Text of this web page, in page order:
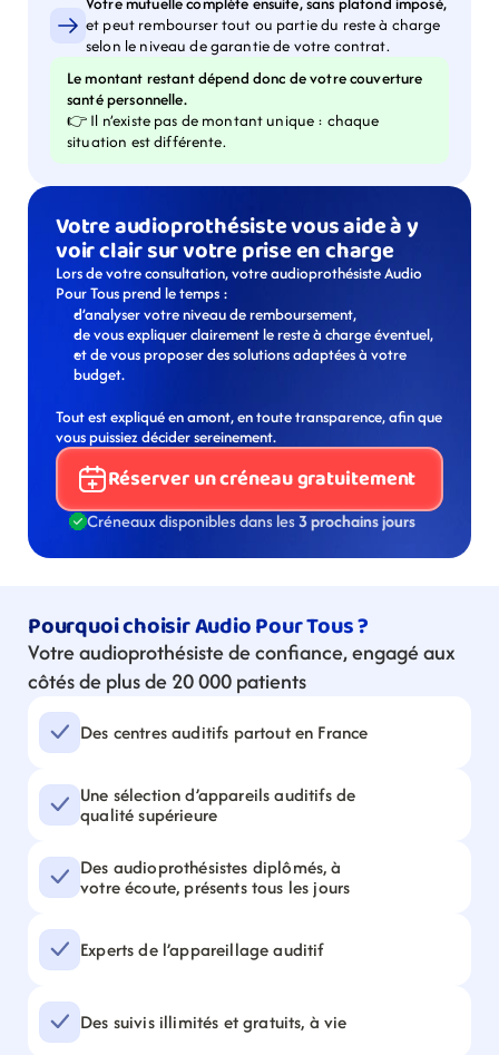
et peut rembourser tout ou partie du reste à charge
selon le niveau de garantie de votre contrat.
Le montant restant dépend donc de votre couverture
santé personnelle.
👉 Il n’existe pas de montant unique : chaque
situation est différente.
Votre audioprothésiste vous aide à y
voir clair sur votre prise en charge
Lors de votre consultation, votre audioprothésiste Audio
Pour Tous prend le temps :
d’analyser votre niveau de remboursement,
de vous expliquer clairement le reste à charge éventuel,
et de vous proposer des solutions adaptées à votre
budget.
Tout est expliqué en amont, en toute transparence, afin que
vous puissiez décider sereinement.
Réserver un créneau gratuitement
Créneaux disponibles dans les 3 prochains jours
Pourquoi choisir Audio Pour Tous ?
Votre audioprothésiste de confiance, engagé aux
côtés de plus de 20 000 patients
Des centres auditifs partout en France
Une sélection d’appareils auditifs de
qualité supérieure
Des audioprothésistes diplômés, à
votre écoute, présents tous les jours
Experts de l’appareillage auditif
Des suivis illimités et gratuits, à vie